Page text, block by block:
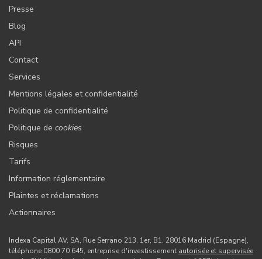
Presse
Blog
API
Contact
Services
Mentions légales et confidentialité
Politique de confidentialité
Politique de cookies
Risques
Tarifs
Information réglementaire
Plaintes et réclamations
Actionnaires
Indexa Capital AV, SA, Rue Serrano 213, 1er, B1, 28016 Madrid (Espagne),
téléphone 0800 70 645, entreprise d'investissement autorisée et supervisée